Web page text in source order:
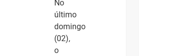
No
último
domingo
(02),
o